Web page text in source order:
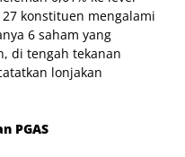
konstituen mengalami
6 saham yang
di tengah tekanan
lonjakan
PGAS